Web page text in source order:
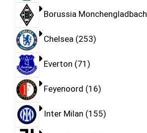
Borussia Monchengladbach
Chelsea 253
Everton 71
Feyenoord 16
Inter Milan 155